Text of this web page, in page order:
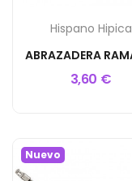
Hispano Hipica
3,60 €
Nuevo